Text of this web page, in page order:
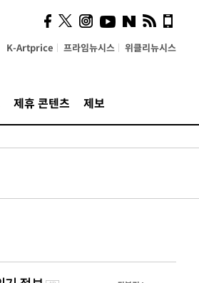
K-Artprice 프라임뉴시스 위클리뉴시스
제휴 콘텐츠 제보
시, 스마트폰 액세서리에
NFC 더했다